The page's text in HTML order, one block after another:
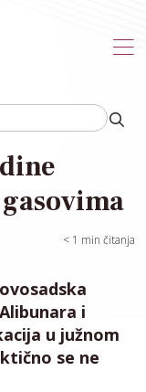
< 1 min čitanja
i
u južnom
se ne